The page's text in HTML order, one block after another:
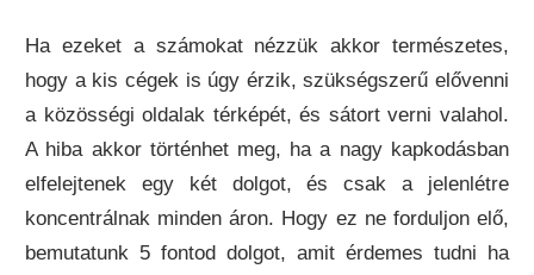
Ha ezeket a számokat nézzük akkor természetes,
hogy a kis cégek is úgy érzik, szükségszerű elővenni
a közösségi oldalak térképét, és sátort verni valahol.
A hiba akkor történhet meg, ha a nagy kapkodásban
elfelejtenek egy két dolgot, és csak a jelenlétre
koncentrálnak minden áron. Hogy ez ne forduljon elő,
bemutatunk 5 fontod dolgot, amit érdemes tudni ha